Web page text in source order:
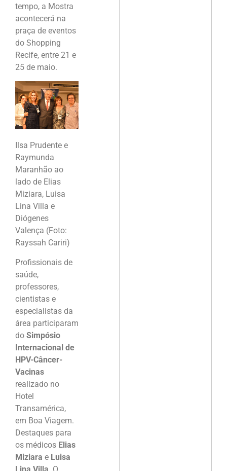
tempo, a Mostra
acontecerá na
praça de eventos
do Shopping
Recife, entre 21 e
25 de maio.
Ilsa Prudente e
Raymunda
Maranhão ao
lado de Elias
Miziara, Luisa
Lina Villa e
Diógenes
Valença (Foto:
Rayssah Cariri)
Profissionais de
saúde,
professores,
cientistas e
especialistas da
área participaram
do Simpósio
Internacional de
HPV-Câncer-
Vacinas
realizado no
Hotel
Transamérica,
em Boa Viagem.
Destaques para
os médicos Elias
Miziara e Luisa